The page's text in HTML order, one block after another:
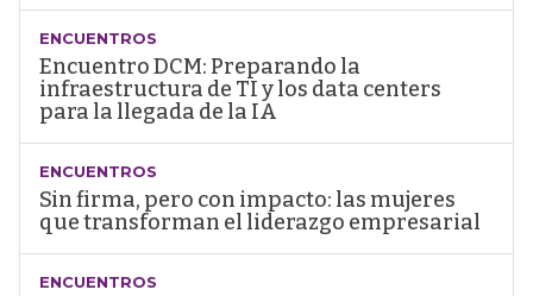
ENCUENTROS
Encuentro DCM: Preparando la
infraestructura de TI y los data centers
para la llegada de la IA
ENCUENTROS
Sin firma, pero con impacto: las mujeres
que transforman el liderazgo empresarial
ENCUENTROS